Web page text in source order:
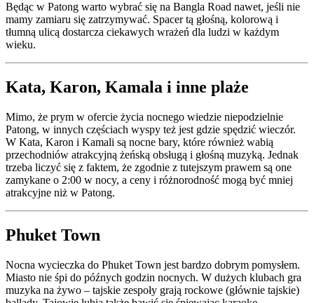
Będąc w Patong warto wybrać się na Bangla Road nawet, jeśli nie
mamy zamiaru się zatrzymywać. Spacer tą głośną, kolorową i
tłumną ulicą dostarcza ciekawych wrażeń dla ludzi w każdym
wieku.
Kata, Karon, Kamala i inne plaże
Mimo, że prym w ofercie życia nocnego wiedzie niepodzielnie
Patong, w innych częściach wyspy też jest gdzie spędzić wieczór.
W Kata, Karon i Kamali są nocne bary, które również wabią
przechodniów atrakcyjną żeńską obsługą i głośną muzyką. Jednak
trzeba liczyć się z faktem, że zgodnie z tutejszym prawem są one
zamykane o 2:00 w nocy, a ceny i różnorodność mogą być mniej
atrakcyjne niż w Patong.
Phuket Town
Nocna wycieczka do Phuket Town jest bardzo dobrym pomysłem.
Miasto nie śpi do późnych godzin nocnych. W dużych klubach gra
muzyka na żywo – tajskie zespoły grają rockowe (głównie tajskie)